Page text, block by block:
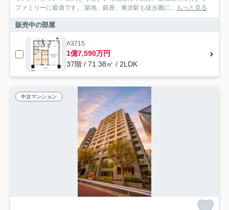
ファミリーに最適です。 築地、銀座、東京駅も徒歩圏に... もっと見る
販売中の部屋
A3715
1億7,590万円
37階 / 71.38㎡ / 2LDK
中古マンション